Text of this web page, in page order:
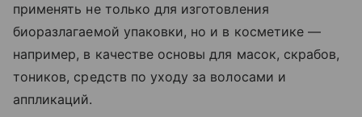
применять не только для изготовления
биоразлагаемой упаковки, но и в косметике —
например, в качестве основы для масок, скрабов,
тоников, средств по уходу за волосами и
аппликаций.